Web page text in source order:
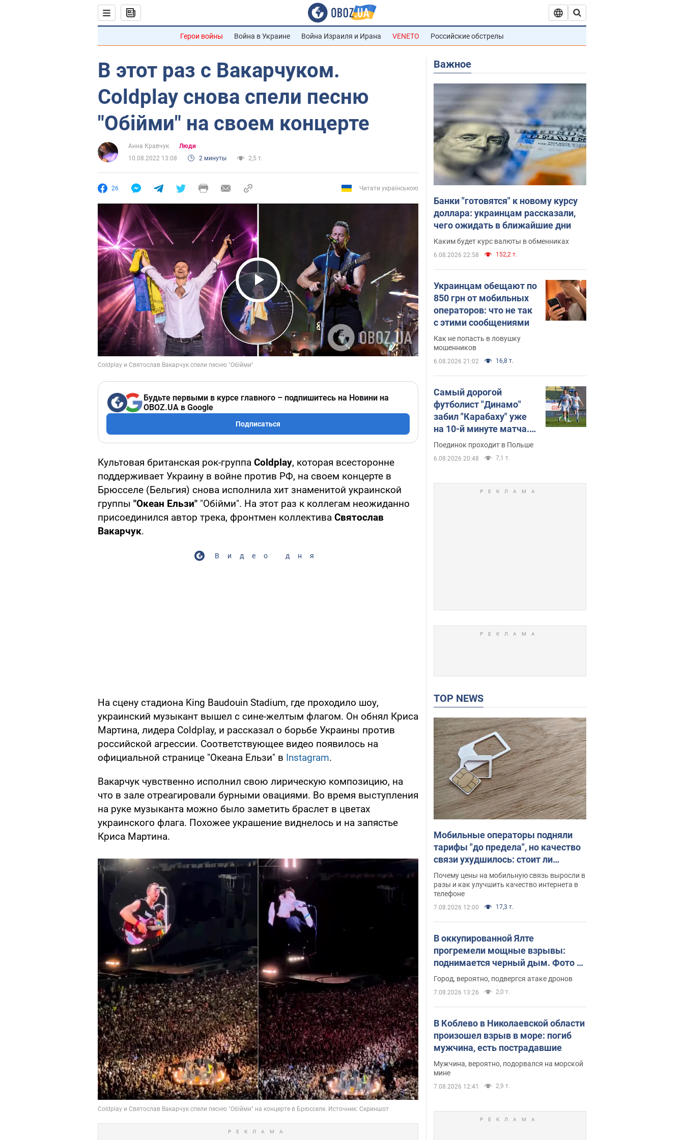
Герои войны Война в Украине Война Израиля и Ирана VENETO Российские обстрелы
В этот раз с Вакарчуком.
Coldplay снова спели песню
"Обійми" на своем концерте
Анна Кравчук
Люди
10.08.2022 13:08
2 минуты 2,5 т.
26 Читати українською
Play Video
Будьте первыми в курсе главного – подпишитесь на Новини на
OBOZ.UA в Google
Подписаться
Культовая британская рок-группа Coldplay, которая всесторонне
поддерживает Украину в войне против РФ, на своем концерте в
Брюсселе (Бельгия) снова исполнила хит знаменитой украинской
группы "Океан Ельзи" "Обійми". На этот раз к коллегам неожиданно
присоединился автор трека, фронтмен коллектива Святослав
Вакарчук.
Видео дня
На сцену стадиона King Baudouin Stadium, где проходило шоу,
украинский музыкант вышел с сине-желтым флагом. Он обнял Криса
Мартина, лидера Coldplay, и рассказал о борьбе Украины против
российской агрессии. Соответствующее видео появилось на
официальной странице "Океана Ельзи" в Instagram.
Вакарчук чувственно исполнил свою лирическую композицию, на
что в зале отреагировали бурными овациями. Во время выступления
на руке музыканта можно было заметить браслет в цветах
украинского флага. Похожее украшение виднелось и на запястье
Криса Мартина.
Важное
Банки "готовятся" к новому курсу
доллара: украинцам рассказали,
чего ожидать в ближайшие дни
Каким будет курс валюты в обменниках
6.08.2026 22:58 152,2 т.
Украинцам обещают по
850 грн от мобильных
операторов: что не так
с этими сообщениями
Как не попасть в ловушку
мошенников
6.08.2026 21:02 16,8 т.
Самый дорогой
футболист "Динамо"
забил "Карабаху" уже
на 10-й минуте матча.
Видео
Поединок проходит в Польше
6.08.2026 20:48 7,1 т.
TOP NEWS
Мобильные операторы подняли
тарифы "до предела", но качество
связи ухудшилось: стоит ли
жаловаться на цены
Почему цены на мобильную связь выросли в
разы и как улучшить качество интернета в
телефоне
7.08.2026 12:00 17,3 т.
В оккупированной Ялте
прогремели мощные взрывы:
поднимается черный дым. Фото и
видео
Город, вероятно, подвергся атаке дронов
7.08.2026 13:26 2,0 т.
В Коблево в Николаевской области
произошел взрыв в море: погиб
мужчина, есть пострадавшие
Мужчина, вероятно, подорвался на морской
мине
7.08.2026 12:41 2,9 т.